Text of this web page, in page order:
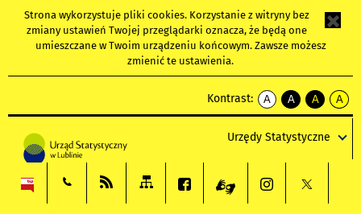
Strona wykorzystuje pliki cookies. Korzystanie z witryny bez
zmiany ustawień Twojej przeglądarki oznacza, że będą one
umieszczane w Twoim urządzeniu końcowym. Zawsze możesz
zmienić te ustawienia.
Kontrast:
A
kontrast
A
kontrast
tekst
czarnym
A
kontrast
tekst
czarnym
A
tekst
żółtym
Urzędy Statystyczne